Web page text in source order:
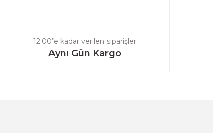
Ürün fiyatı diğer sitelerden daha pahalı.
Bu ürüne benzer farklı alternatifler olmalı.
12:00’e kadar verilen siparişler
Aynı Gün Kargo